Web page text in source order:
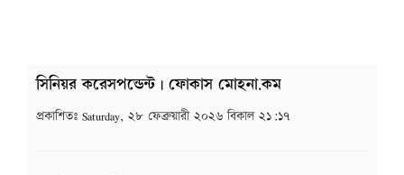
সিনিয়র করেসপন্ডেন্ট | ফোকাস মোহনা.কম
প্রকাশিতঃ Saturday, ২৮ ফেব্রুয়ারী ২০২৬ বিকাল ২১:১৭